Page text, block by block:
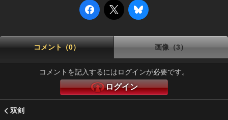
コメント（0） 画像（3）
コメントを記入するにはログインが必要です。
ログイン
双剣